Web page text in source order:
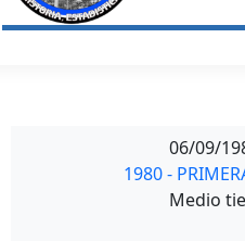
06/09/
1980 -
Medio